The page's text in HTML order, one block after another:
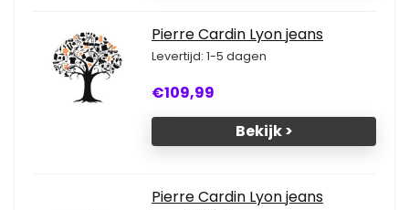
Pierre Cardin Lyon jeans
Levertijd: 1-5 dagen
€109,99
Bekijk >
Pierre Cardin Lyon jeans